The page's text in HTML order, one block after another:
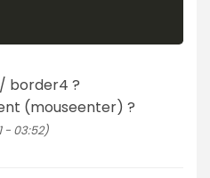
border4 ?
(mouseenter) ?
- 03:52)